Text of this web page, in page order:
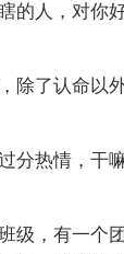
的人，对你
除了认命以
分热情，干
级，有一个